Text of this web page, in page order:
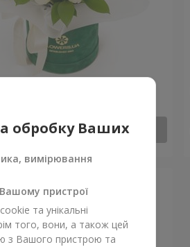
Уточнити
обробку Ваших
вимірювання
пристрої
та унікальні
того, вони, а також цей
з Вашого пристрою та